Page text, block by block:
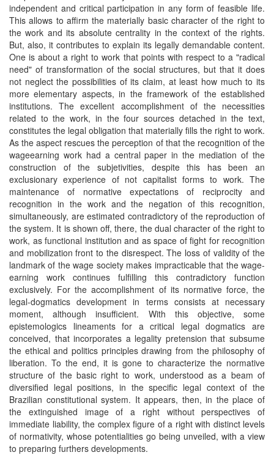
independent and critical participation in any form of feasible life.
This allows to affirm the materially basic character of the right to
the work and its absolute centrality in the context of the rights.
But, also, it contributes to explain its legally demandable content.
One is about a right to work that points with respect to a "radical
need" of transformation of the social structures, but that it does
not neglect the possibilities of its claim, at least how much to its
more elementary aspects, in the framework of the established
institutions. The excellent accomplishment of the necessities
related to the work, in the four sources detached in the text,
constitutes the legal obligation that materially fills the right to work.
As the aspect rescues the perception of that the recognition of the
wageearning work had a central paper in the mediation of the
construction of the subjetivities, despite this has been an
exclusionary experience of not capitalist forms to work. The
maintenance of normative expectations of reciprocity and
recognition in the work and the negation of this recognition,
simultaneously, are estimated contradictory of the reproduction of
the system. It is shown off, there, the dual character of the right to
work, as functional institution and as space of fight for recognition
and mobilization front to the disrespect. The loss of validity of the
landmark of the wage society makes impracticable that the wage-
earning work continues fulfilling this contradictory function
exclusively. For the accomplishment of its normative force, the
legal-dogmatics development in terms consists at necessary
moment, although insufficient. With this objective, some
epistemologics lineaments for a critical legal dogmatics are
conceived, that incorporates a legality pretension that subsume
the ethical and politics principles drawing from the philosophy of
liberation. To the end, it is gone to characterize the normative
structure of the basic right to work, understood as a beam of
diversified legal positions, in the specific legal context of the
Brazilian constitutional system. It appears, then, in the place of
the extinguished image of a right without perspectives of
immediate liability, the complex figure of a right with distinct levels
of normativity, whose potentialities go being unveiled, with a view
to preparing furthers developments.